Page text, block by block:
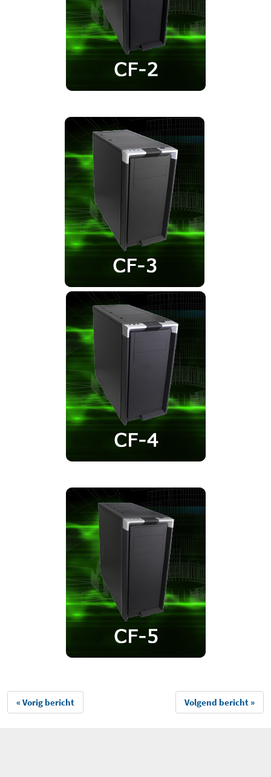
« Vorig bericht Volgend bericht »